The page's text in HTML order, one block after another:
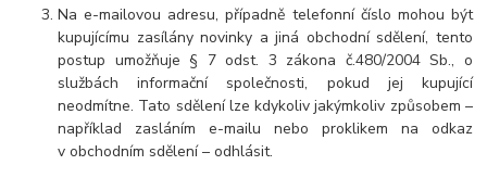
Na e-mailovou adresu, případně telefonní číslo mohou být
kupujícímu zasílány novinky a jiná obchodní sdělení, tento
postup umožňuje § 7 odst. 3 zákona č.480/2004 Sb., o
službách informační společnosti, pokud jej kupující
neodmítne. Tato sdělení lze kdykoliv jakýmkoliv způsobem –
například zasláním e-mailu nebo proklikem na odkaz
v obchodním sdělení – odhlásit.